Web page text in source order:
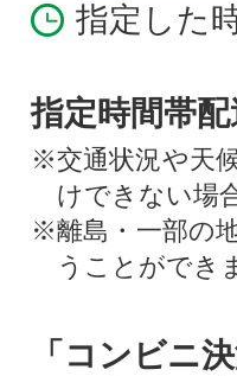
指定した
指定時間帯
※交通状況や天
けできない場
※離島・一部の
うことができ
「コンビニ